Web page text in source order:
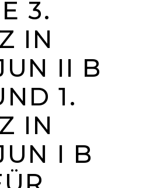
3.
IN
II B
1.
IN
I B